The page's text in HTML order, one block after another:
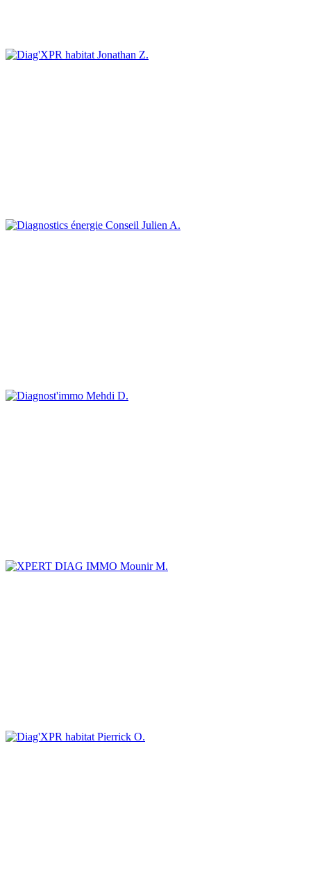
Jonathan Z.
Julien A.
Mehdi D.
Mounir M.
Pierrick O.